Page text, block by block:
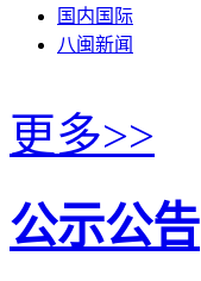
国内国际
八闽新闻
更多>>
公示公告